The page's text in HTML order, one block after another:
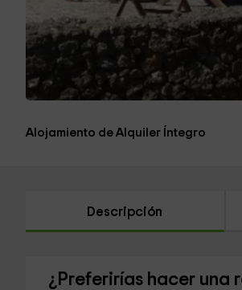
Alojamiento de Alquiler Íntegro
Descripción
¿Preferirías hacer una